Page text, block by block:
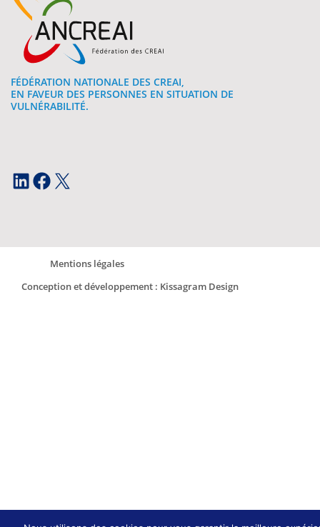
FÉDÉRATION NATIONALE DES CREAI,
EN FAVEUR DES PERSONNES EN SITUATION DE
VULNÉRABILITÉ.
LinkedIn Facebook X
Mentions légales
Conception et développement : Kissagram Design